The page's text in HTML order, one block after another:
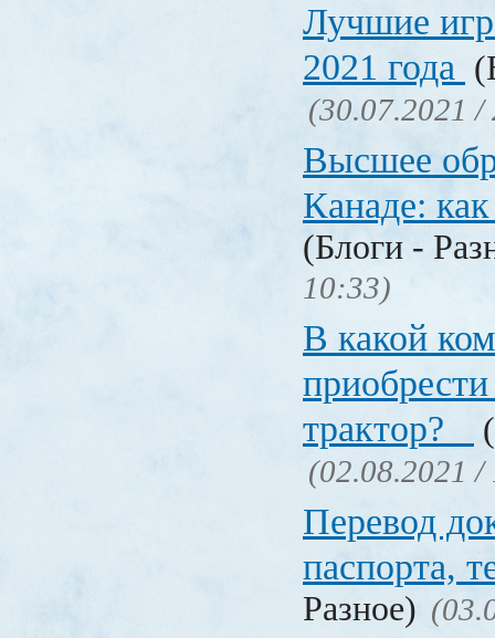
Лучшие
2021 года
(30.07.2021 /
Высшее
Канаде:
(Блоги -
10:33)
В какой
трактор?
(02.08.2021 /
Перевод
паспорта,
Разное)